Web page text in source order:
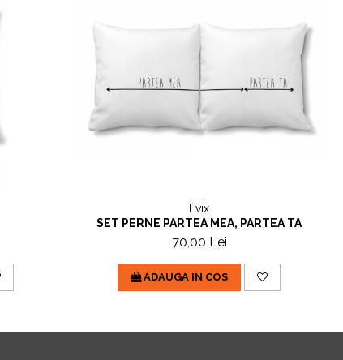
Evix
SET PERNE PARTEA MEA, PARTEA TA
70,00 Lei
ADAUGA IN COS